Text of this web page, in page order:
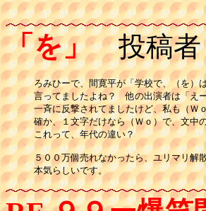
「を」投稿者
ろみひーで、間寛平が「学校で、（を）
言ってましたよね？　他の出演者は「え
一斉に反撃されてましたけど、私も（Ｗ
確か、１文字だけなら（Ｗｏ）で、文中
これって、年代の違い？
５００万個売れなかったら、ユリマリ解
本気らしいです。